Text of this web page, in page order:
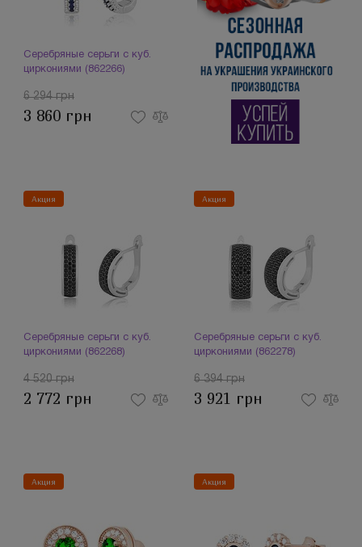
Серебряные серьги с куб.
циркониями (862266)
6 294 грн
3 860 грн
Акция
Серебряные серьги с куб.
циркониями (862268)
4 520 грн
2 772 грн
Акция
Серебряные серьги с куб.
циркониями (862278)
6 394 грн
3 921 грн
Акция Акция